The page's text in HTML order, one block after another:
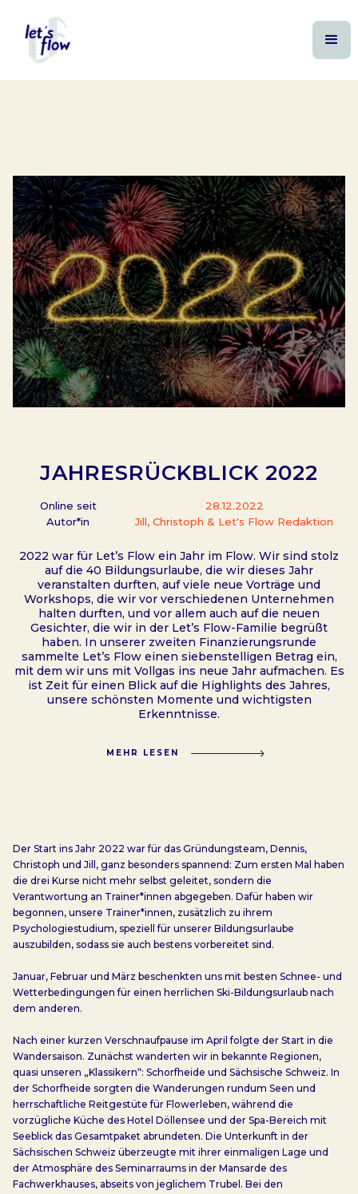
JAHRESRÜCKBLICK 2022
Online seit
28.12.2022
Autor*in
Jill, Christoph & Let's Flow Redaktion
2022 war für Let’s Flow ein Jahr im Flow. Wir sind stolz
auf die 40 Bildungsurlaube, die wir dieses Jahr
veranstalten durften, auf viele neue Vorträge und
Workshops, die wir vor verschiedenen Unternehmen
halten durften, und vor allem auch auf die neuen
Gesichter, die wir in der Let’s Flow-Familie begrüßt
haben. In unserer zweiten Finanzierungsrunde
sammelte Let’s Flow einen siebenstelligen Betrag ein,
mit dem wir uns mit Vollgas ins neue Jahr aufmachen. Es
ist Zeit für einen Blick auf die Highlights des Jahres,
unsere schönsten Momente und wichtigsten
Erkenntnisse.
MEHR LESEN
Der Start ins Jahr 2022 war für das Gründungsteam, Dennis,
Christoph und Jill, ganz besonders spannend: Zum ersten Mal haben
die drei Kurse nicht mehr selbst geleitet, sondern die
Verantwortung an Trainer*innen abgegeben. Dafür haben wir
begonnen, unsere Trainer*innen, zusätzlich zu ihrem
Psychologiestudium, speziell für unserer Bildungsurlaube
auszubilden, sodass sie auch bestens vorbereitet sind.
Januar, Februar und März beschenkten uns mit besten Schnee- und
Wetterbedingungen für einen herrlichen Ski-Bildungsurlaub nach
dem anderen.
Nach einer kurzen Verschnaufpause im April folgte der Start in die
Wandersaison. Zunächst wanderten wir in bekannte Regionen,
quasi unseren „Klassikern“: Schorfheide und Sächsische Schweiz. In
der Schorfheide sorgten die Wanderungen rundum Seen und
herrschaftliche Reitgestüte für Flowerleben, während die
vorzügliche Küche des Hotel Döllensee und der Spa-Bereich mit
Seeblick das Gesamtpaket abrundeten. Die Unterkunft in der
Sächsischen Schweiz überzeugte mit ihrer einmaligen Lage und
der Atmosphäre des Seminarraums in der Mansarde des
Fachwerkhauses, abseits von jeglichem Trubel. Bei den